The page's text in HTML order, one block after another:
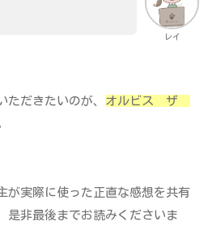
レイ
ただきたいのが、 オルビス ザ
が実際に使った正直な感想を共有
是非最後までお読みくださいま